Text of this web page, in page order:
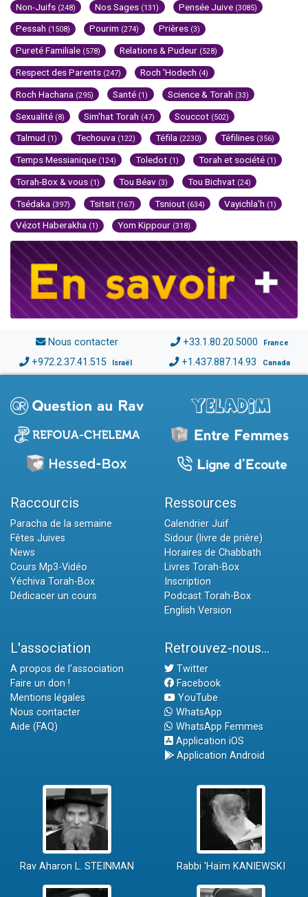
Non-Juifs (248) Nos Sages (131) Pensée Juive (3085)
Pessah (1508) Pourim (274) Prières (3)
Pureté Familiale (578) Relations & Pudeur (528)
Respect des Parents (247) Roch 'Hodech (4)
Roch Hachana (295) Santé (1) Science & Torah (33)
Sexualité (8) Sim'hat Torah (47) Souccot (502)
Talmud (1) Techouva (122) Téfila (2230) Téfilines (356)
Temps Messianique (124) Toledot (1) Torah et société (1)
Torah-Box & vous (1) Tou Béav (3) Tou Bichvat (24)
Tsédaka (397) Tsitsit (167) Tsniout (634) Vayichla'h (1)
Vézot Haberakha (1) Yom Kippour (318)
Nous contacter +33.1.80.20.5000 France
+972.2.37.41.515 Israël +1.437.887.14.93 Canada
Raccourcis
Paracha de la semaine
Fêtes Juives
News
Cours Mp3-Vidéo
Yéchiva Torah-Box
Dédicacer un cours
Ressources
Calendrier Juif
Sidour (livre de prière)
Horaires de Chabbath
Livres Torah-Box
Inscription
Podcast Torah-Box
English Version
L'association
A propos de l'association
Faire un don !
Mentions légales
Nous contacter
Aide (FAQ)
Retrouvez-nous...
Twitter
Facebook
YouTube
WhatsApp
WhatsApp Femmes
Application iOS
Application Android
Rav Aharon L. STEINMAN Rabbi 'Haïm KANIEWSKI